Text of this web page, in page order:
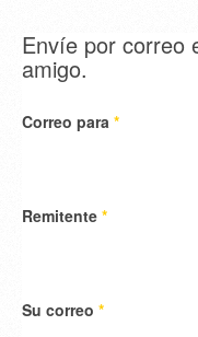
Envíe por correo
amigo.
Correo para *
Remitente *
Su correo *